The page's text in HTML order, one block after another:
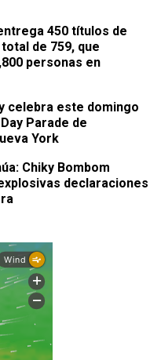
450 títulos de
de 759, que
personas en
celebra este domingo
Parade de
York
Chiky Bombom
declaraciones